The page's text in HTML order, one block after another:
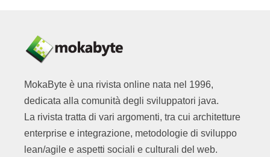
MokaByte è una rivista online nata nel 1996,
dedicata alla comunità degli sviluppatori java.
La rivista tratta di vari argomenti, tra cui architetture
enterprise e integrazione, metodologie di sviluppo
lean/agile e aspetti sociali e culturali del web.